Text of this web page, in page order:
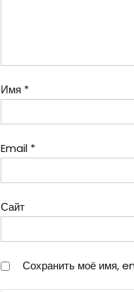
Имя *
Email *
Сайт
Сохранить моё имя,